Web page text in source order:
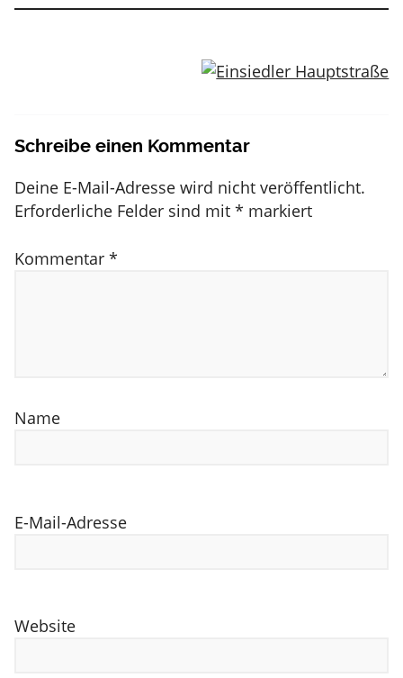
Schreibe einen Kommentar
Deine E-Mail-Adresse wird nicht veröffentlicht.
Erforderliche Felder sind mit * markiert
Kommentar *
Name
E-Mail-Adresse
Website